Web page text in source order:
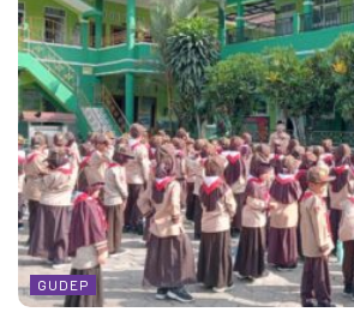
GUDEP